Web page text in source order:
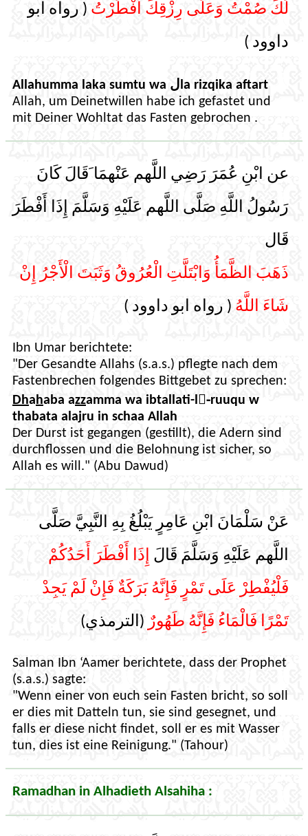
لَكَ صُمْتُ وَعَلَى رِزْقِكَ أَفْطَرْتُ ( رواه ابو
داوود )
Allahumma laka sumtu wa لla rizqika aftart
Allah, um Deinetwillen habe ich gefastet und
mit Deiner Wohltat das Fasten gebrochen .
عن ابْنِ عُمَرَ رَضِي اللَّهم عَنْهمَا َقَالَ كَانَ
رَسُولُ اللَّهِ صَلَّى اللَّهم عَلَيْهِ وَسَلَّمَ إِذَا أَفْطَرَ
قَال
ذَهَبَ الظَّمَأُ وَابْتَلَّتِ الْعُرُوقُ وَثَبَتَ الْأَجْرُ إِنْ
شَاءَ اللَّهُ ( رواه ابو داوود )
Ibn Umar berichtete:
"Der Gesandte Allahs (s.a.s.) pflegte nach dem
Fastenbrechen folgendes Bittgebet zu sprechen:
Dhahaba azzamma wa ibtallati-l-ْruuqu w
thabata alajru in schaa Allah
Der Durst ist gegangen (gestillt), die Adern sind
durchflossen und die Belohnung ist sicher, so
Allah es will." (Abu Dawud)
عَنْ سَلْمَانَ ابْنِ عَامِرٍ يَبْلُغُ بِهِ النَّبِيَّ صَلَّى
اللَّهم عَلَيْهِ وَسَلَّمَ قَالَ إِذَا أَفْطَرَ أَحَدُكُمْ
فَلْيُفْطِرْ عَلَى تَمْرٍ فَإِنَّهُ بَرَكَةٌ فَإِنْ لَمْ يَجِدْ
تَمْرًا فَالْمَاءُ فَإِنَّهُ طَهُورٌ (الترمذي)
Salman Ibn ‘Aamer berichtete, dass der Prophet
(s.a.s.) sagte:
"Wenn einer von euch sein Fasten bricht, so soll
er dies mit Datteln tun, sie sind gesegnet, und
falls er diese nicht findet, soll er es mit Wasser
tun, dies ist eine Reinigung." (Tahour)
Ramadhan in Alhadieth Alsahiha :